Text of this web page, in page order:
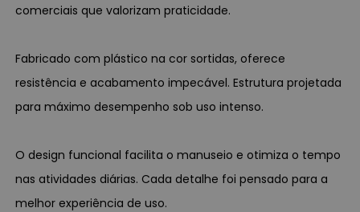
comerciais que valorizam praticidade.
Fabricado com plástico na cor sortidas, oferece
resistência e acabamento impecável. Estrutura projetada
para máximo desempenho sob uso intenso.
O design funcional facilita o manuseio e otimiza o tempo
nas atividades diárias. Cada detalhe foi pensado para a
melhor experiência de uso.